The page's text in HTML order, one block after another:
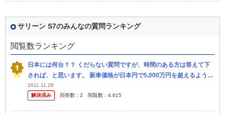
サリーン S7のみんなの質問ランキング
閲覧数ランキング
日本には何台？？ くだらない質問ですが、時間のある方は答えて下
されば、と思います。 新車価格が日本円で5,000万円を超えるような
スーパーカーは沢山あり、中には限定モデルも多数存在します。 ...
2011.11.28
解決済み
回答数： 2 閲覧数： 4,615